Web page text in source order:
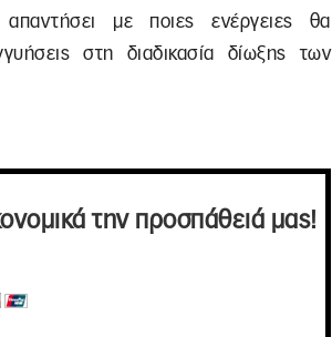
με ποιες ενέργειες θα
στη διαδικασία δίωξης των
την προσπάθειά μας!